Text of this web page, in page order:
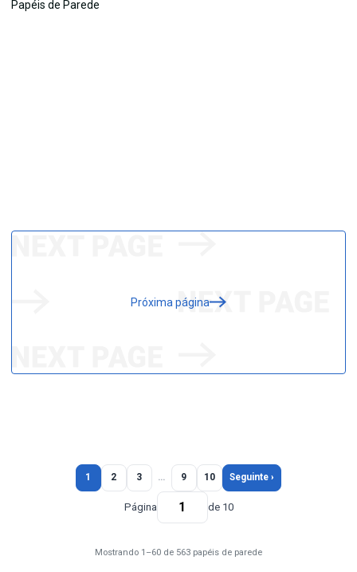
Próxima página
1 2 3 … 9 10 Seguinte ›
Página de 10
Mostrando 1–60 de 563 papéis de parede